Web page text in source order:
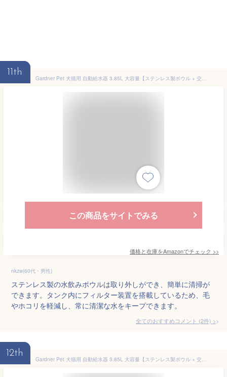
11th
Gardner Pet 犬猫用 自動給水器 3.85L 大容量【ステンレス製ボウル + 交換不要フィルター】 ペットウォーターディスペンサー 小型犬 大型犬 子犬 猫用 宝石カットのクリアデザインで上品 水飲みボウル 給水器 BPAフリー おしゃれデザイン (ブラック, 3.85l)
この商品をサイトでみる
価格と在庫をAmazonでチェック >>
nkzw(60代・男性)
ステンレス製の水飲みボウルは取り外しができ、簡単に清掃が
できます。タンク内にフィルター装置を搭載しているため、毛
やホコリを軽減し、常に清潔な水をキープできます。
全てのおすすめコメント (2件) >
12th
Gardner Pet 犬猫用 自動給水器 3.85L 大容量【ステンレス製ボウル + 交換不要フィルター】 ペットウォーターディスペンサー 小型犬 大型犬 子犬 猫用 宝石カットのクリアデザインで上品 水飲みボウル 給水器 BPAフリー おしゃれデザイン (ホワイト, 3.85l)